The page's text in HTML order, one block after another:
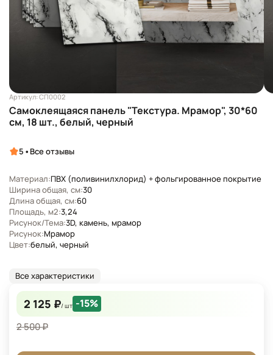
Артикул: СП0002
Самоклеящаяся панель "Текстура. Мрамор", 30*60
см, 18 шт., белый, черный
5 • Все отзывы
Материал:ПВХ (поливинилхлорид) + фольгированное покрытие
Ширина общая, см:30
Длина общая, см:60
Площадь, м2:3,24
Рисунок/Тема:3D, камень, мрамор
Рисунок:Мрамор
Цвет:белый, черный
Все характеристики
2 125 ₽/ шт -15%
2 500 ₽